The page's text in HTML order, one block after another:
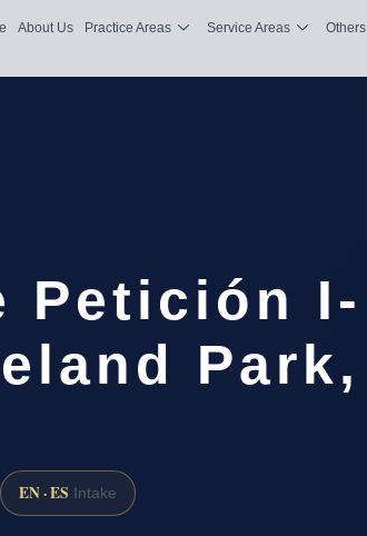
About Us Practice Areas Service Areas Others
Petición I-
Park,
EN · ES Intake